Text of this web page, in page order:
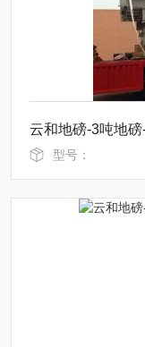
云和地磅-3吨地磅
型号：